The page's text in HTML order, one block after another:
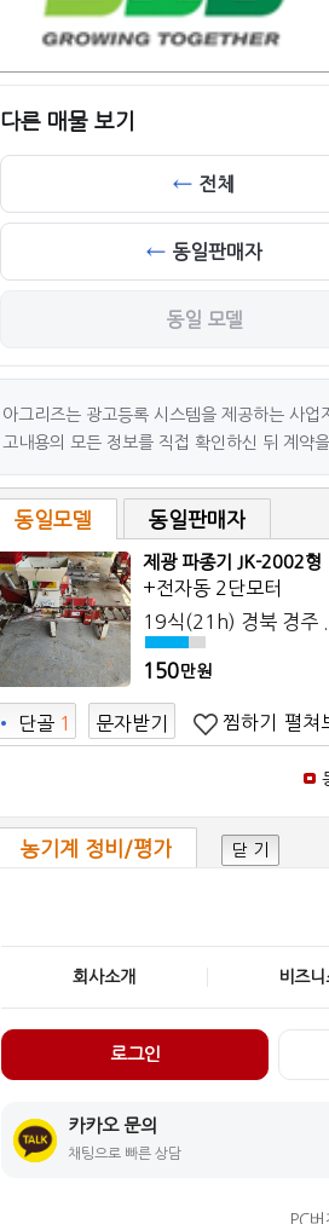
다른 매물 보기
전체
동일판매자
동일 모델
아그리즈는 광고등록 시스템을 제공하는 사
고내용의 모든 정보를 직접 확인하신 뒤 계약
동일모델 동일판매자
제광 파종기 JK-2002형
+전자동 2단모터
19식(21h) 경북 경주
150만원
• 단골 1 문자받기 찜하기 펼쳐
농기계 정비/평가 닫 기
회사소개 비즈니
로그인
카카오 문의
채팅으로 빠른 상담
PC버